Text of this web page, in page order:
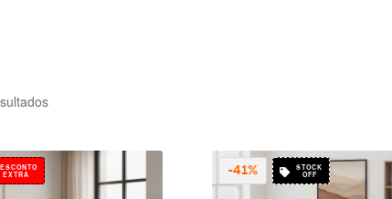
Ordenado
recentes
EXTRA
STOCK
OFF
-41%